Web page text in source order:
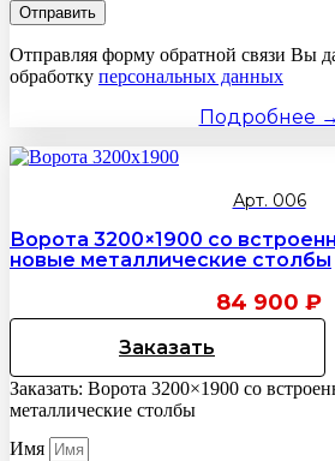
Отправить
Отправляя форму обратной связи Вы
обработку персональных данных
Подробнее →
Арт. 006
Ворота 3200×1900 со
новые металлические столбы
84 900 ₽
Заказать
Заказать: Ворота 3200×1900 со
металлические столбы
Имя